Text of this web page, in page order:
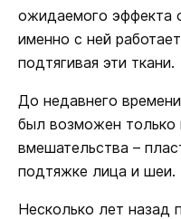
ожидаемого эффекта
именно с ней
подтягивая эти ткани.
До недавнего
был возможен только
вмешательства –
подтяжке лица и шеи.
Несколько лет назад